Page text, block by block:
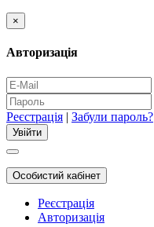
×
Авторизація
Реєстрація | Забули пароль?
Особистий кабінет
Реєстрація
Авторизація